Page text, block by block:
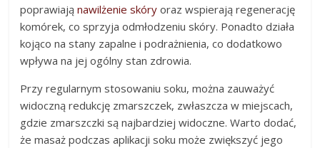
poprawiająnawilżenie skóry oraz wspierają regenerację
komórek, co sprzyja odmłodzeniu skóry. Ponadto działa
kojąco na stany zapalne i podrażnienia, co dodatkowo
wpływa na jej ogólny stan zdrowia.
Przy regularnym stosowaniu soku, można zauważyć
widoczną redukcję zmarszczek, zwłaszcza w miejscach,
gdzie zmarszczki są najbardziej widoczne. Warto dodać,
że masaż podczas aplikacji soku może zwiększyć jego